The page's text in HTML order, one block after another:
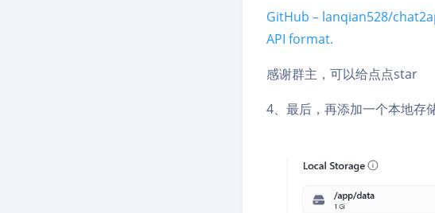
GitHub – lanqian528/
API format.
感谢群主，可以给点点star
4、最后，再添加一个本地存